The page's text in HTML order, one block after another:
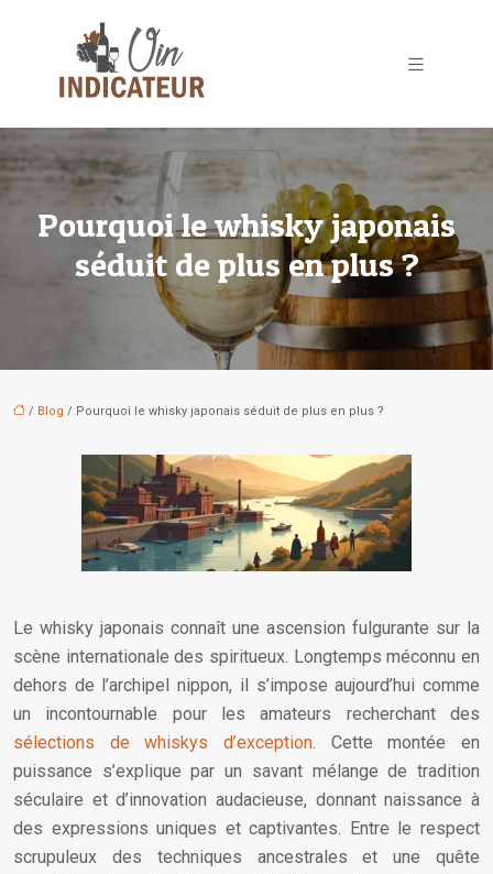
Pourquoi le whisky japonais
séduit de plus en plus ?
/ Blog / Pourquoi le whisky japonais séduit de plus en plus ?
Le whisky japonais connaît une ascension fulgurante sur la
scène internationale des spiritueux. Longtemps méconnu en
dehors de l’archipel nippon, il s’impose aujourd’hui comme
un incontournable pour les amateurs recherchant des
sélections de whiskys d’exception. Cette montée en
puissance s’explique par un savant mélange de tradition
séculaire et d’innovation audacieuse, donnant naissance à
des expressions uniques et captivantes. Entre le respect
scrupuleux des techniques ancestrales et une quête